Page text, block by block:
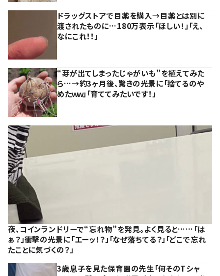
ドラッグストアで目薬を購入→目薬とは別に
渡されたものに…180万表示「ほしい！」「え、
なにこれ！！」
“芽が出てしまったじゃがいも”を植えてみた
ら…→約3ヶ月後、驚きの光景に「捨てるのや
めたｗｗ」「育ててみたいです！」
夜、コインランドリーで“忘れ物”を発見。よく見ると……「は
ぁ？」衝撃の光景に「エーッ！？」「なぜ落ちてる？」「どこで忘れ
たことに気づくの？」
3歳息子を見た保育園の先生「何そのTシャ